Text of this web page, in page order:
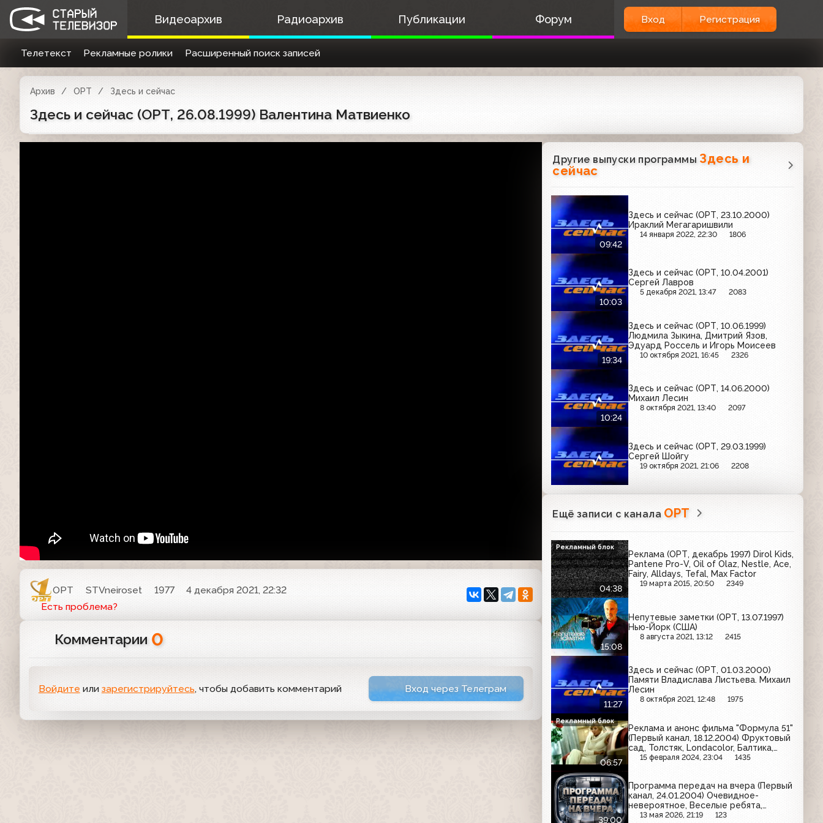
Видеоархив Радиоархив Публикации Форум Вход Регистрация
Телетекст Рекламные ролики Расширенный поиск записей
Архив ОРТ Здесь и сейчас
Здесь и сейчас (ОРТ, 26.08.1999) Валентина Матвиенко
ОРТ STVneiroset 1977
4 декабря 2021, 22:32
Есть проблема?
Комментарии 0
Войдите или зарегистрируйтесь, чтобы добавить комментарий Вход через Телеграм
Другие выпуски программы Здесь и
сейчас
09:42
Здесь и сейчас (ОРТ, 23.10.2000)
Ираклий Мегагаришвили
14 января 2022, 22:30 1806
10:03
Здесь и сейчас (ОРТ, 10.04.2001)
Сергей Лавров
5 декабря 2021, 13:47 2083
19:34
Здесь и сейчас (ОРТ, 10.06.1999)
Людмила Зыкина, Дмитрий Язов,
Эдуард Россель и Игорь Моисеев
10 октября 2021, 16:45 2326
10:24
Здесь и сейчас (ОРТ, 14.06.2000)
Михаил Лесин
8 октября 2021, 13:40 2097
Здесь и сейчас (ОРТ, 29.03.1999)
Сергей Шойгу
19 октября 2021, 21:06 2208
Ещё записи с канала ОРТ
04:38
Реклама (ОРТ, декабрь 1997) Dirol Kids,
Pantene Pro-V, Oil of Olaz, Nestle, Ace,
Fairy, Alldays, Tefal, Max Factor
19 марта 2015, 20:50 2349
Рекламный блок
15:08
Непутевые заметки (ОРТ, 13.07.1997)
Нью-Йорк (США)
8 августа 2021, 13:12 2415
11:27
Здесь и сейчас (ОРТ, 01.03.2000)
Памяти Владислава Листьева. Михаил
Лесин
8 октября 2021, 12:48 1975
06:57
Реклама и анонс фильма "Формула 51"
(Первый канал, 18.12.2004) Фруктовый
сад, Толстяк, Londacolor, Балтика,
Чёрный жемчуг, Caprice, Lowenbrau,
Арсенальное, Toyota
15 февраля 2024, 23:04 1435
Рекламный блок
39:00
Программа передач на вчера (Первый
канал, 24.01.2004) Очевидное-
невероятное, Веселые ребята,
Музыкальный киоск
13 мая 2026, 21:19 123